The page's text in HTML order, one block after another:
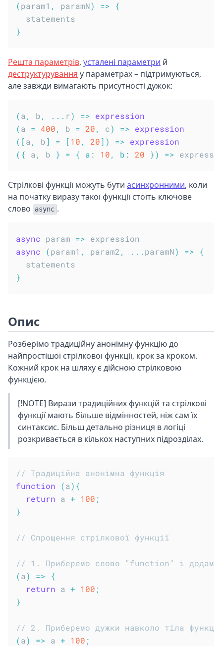
(param1 , paramN) =>
{
}
Решта параметрів, усталені параметри й
деструктурування у параметрах – підтримуються,
але завжди вимагають присутності дужок:
(a , b, ... r) => expression
(a = 400, b = 20, c) => expression
( [a , b] = [10, 20] ) => expression
( { a , b } = { a : 10, b : 20 }) =>
Стрілкові функції можуть бути асинхронними, коли
на початку виразу такої функції стоїть ключове
слово
async .
async param =>
async
(param1 , param2 , ... paramN) =>
{
}
Опис
Розберімо традиційну анонімну функцію до
найпростішої стрілкової функції, крок за кроком.
Кожний крок на шляху є дійсною стрілковою
функцією.
[!NOTE] Вирази традиційних функцій та стрілкові
функції мають більше відмінностей, ніж сам їх
синтаксис. Більш детально різниця в логіці
розкривається в кількох наступних підрозділах.
// Традиційна анонімна функція
function
(a) {
return a + 100 ;
}
// Спрощення стрілкової функції
// 1. Приберемо слово "function" і додамо
(a) =>
{
return a + 100 ;
}
// 2. Приберемо дужки навколо тіла
(a) => a + 100 ;